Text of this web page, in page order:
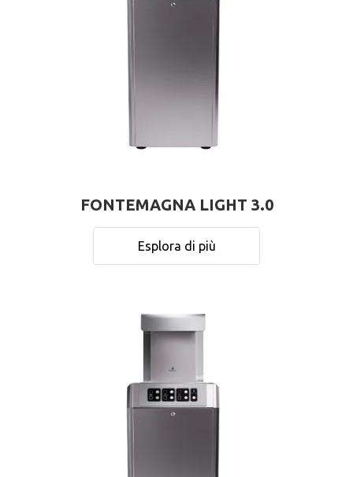
FONTEMAGNA LIGHT 3.0
Esplora di più